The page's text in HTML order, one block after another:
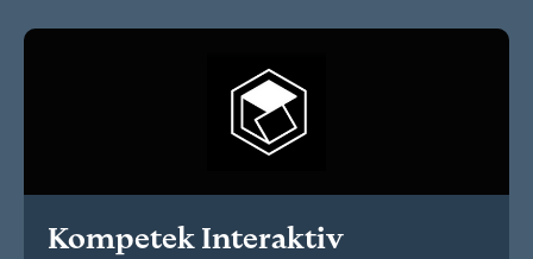
Kompetek Interaktiv